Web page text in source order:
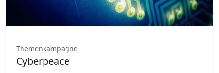
Themenkampagne
Cyberpeace